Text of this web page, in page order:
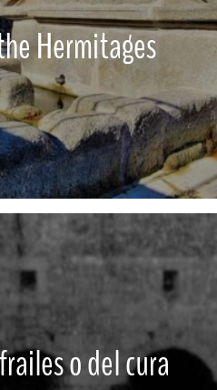
Hermitages
o del cura